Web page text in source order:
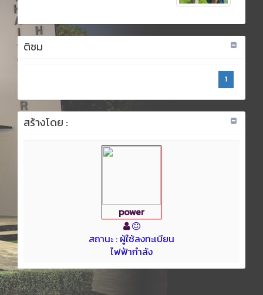
ติชม
1
สร้างโดย :
power
สถานะ : ผู้ใช้ลงทะเบียน
ไฟฟ้ากำลัง